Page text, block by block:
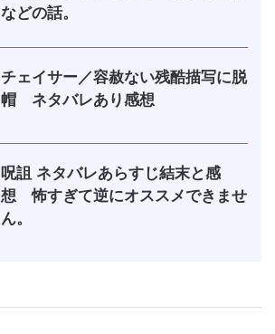
などの話。
チェイサー／容赦ない残酷描写に脱
帽 ネタバレあり感想
呪詛 ネタバレあらすじ結末と感
想 怖すぎて逆にオススメできませ
ん。